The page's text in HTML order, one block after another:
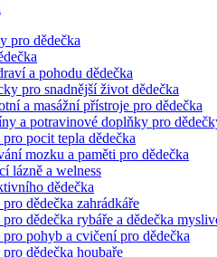
pro dědečka
a pohodu dědečka
pro snadnější život dědečka
a masážní přístroje pro dědečka
a potravinové doplňky pro
pocit tepla dědečka
mozku a paměti pro dědečka
lázně a welness
dědečka
dědečka zahrádkáře
dědečka rybáře a dědečka
pohyb a cvičení pro dědečka
dědečka houbaře